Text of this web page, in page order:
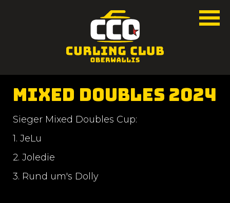
Mixed Doubles 2024
Sieger Mixed Doubles Cup:
1. JeLu
2. Joledie
3. Rund um's Dolly